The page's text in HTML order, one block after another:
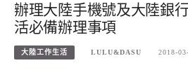
辦理大陸手機號及大陸銀
活必備辦理事項
大陸工作生活 LULU&DASU 2018-